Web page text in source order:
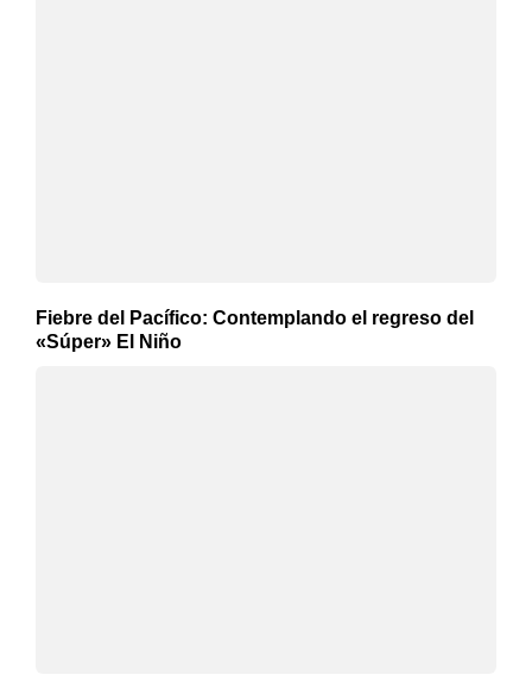
Fiebre del Pacífico: Contemplando el regreso del
«Súper» El Niño